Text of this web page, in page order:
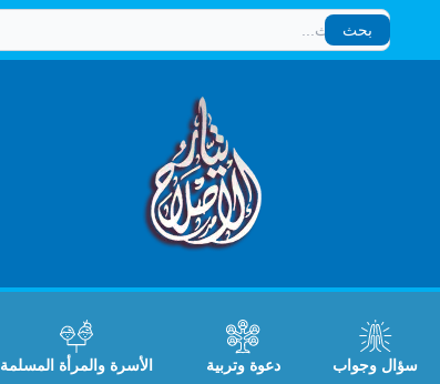
بحث
بحث
سؤال وجواب دعوة وتربية الأسرة والمرأة المسلمة